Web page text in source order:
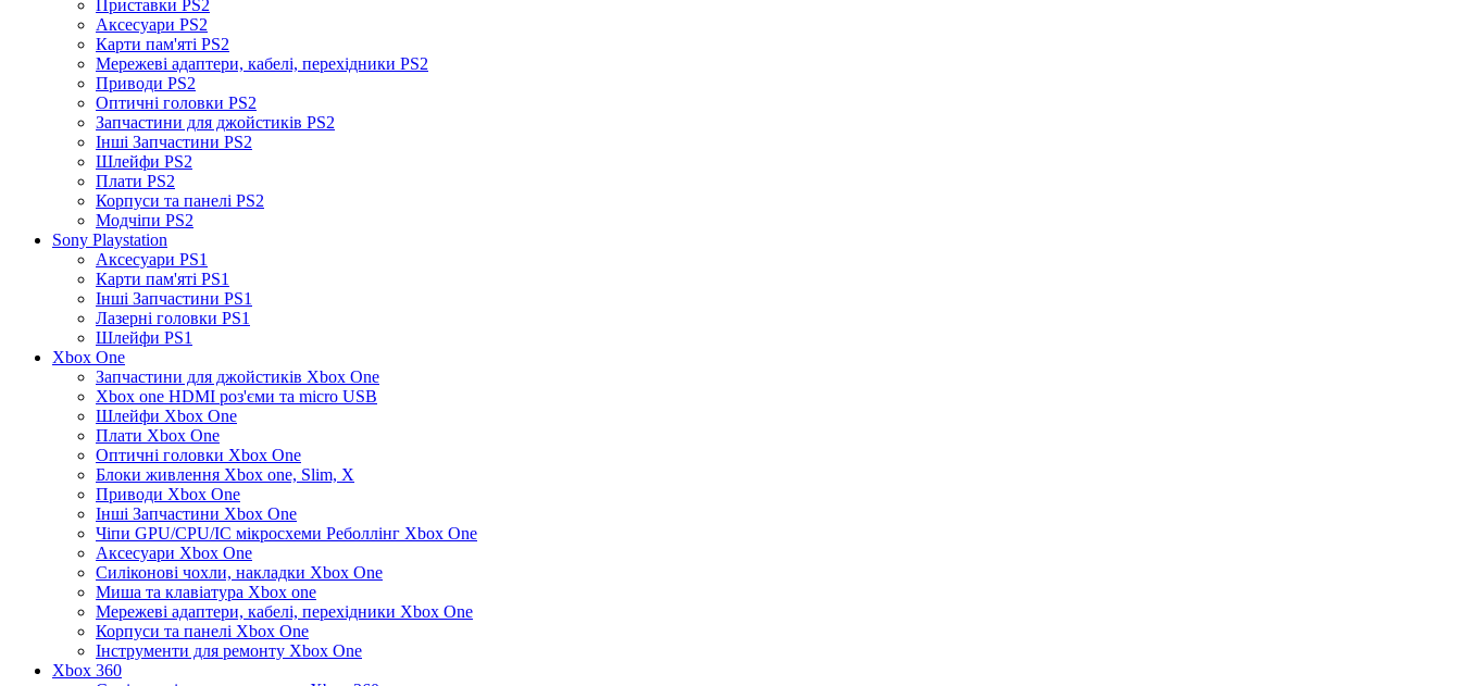
Приставки PS2
Аксесуари PS2
Карти пам'яті PS2
Мережеві адаптери, кабелі, перехідники PS2
Приводи PS2
Оптичні головки PS2
Запчастини для джойстиків PS2
Інші Запчастини PS2
Шлейфи PS2
Плати PS2
Корпуси та панелі PS2
Модчіпи PS2
Sony Playstation
Аксесуари PS1
Карти пам'яті PS1
Інші Запчастини PS1
Лазерні головки PS1
Шлейфи PS1
Xbox One
Запчастини для джойстиків Xbox One
Xbox one HDMI роз'єми та micro USB
Шлейфи Xbox One
Плати Xbox One
Оптичні головки Xbox One
Блоки живлення Xbox one, Slim, X
Приводи Xbox One
Інші Запчастини Xbox One
Чіпи GPU/CPU/IC мікросхеми Реболлінг Xbox One
Аксесуари Xbox One
Силіконові чохли, накладки Xbox One
Миша та клавіатура Xbox one
Мережеві адаптери, кабелі, перехідники Xbox One
Корпуси та панелі Xbox One
Інструменти для ремонту Xbox One
Xbox 360